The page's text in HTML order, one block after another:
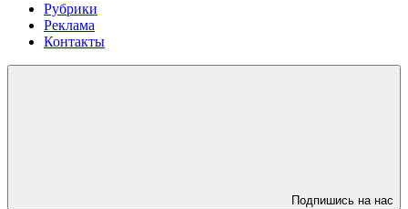
Рубрики
Реклама
Контакты
Подпишись на нас